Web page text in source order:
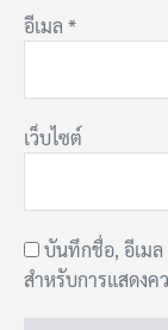
อีเมล *
เว็บไซต์
บันทึกชื่อ, อีเมล
สำหรับการแสดงค